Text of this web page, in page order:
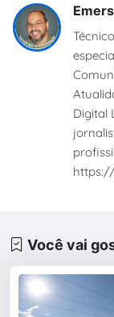
Digital
Você vai